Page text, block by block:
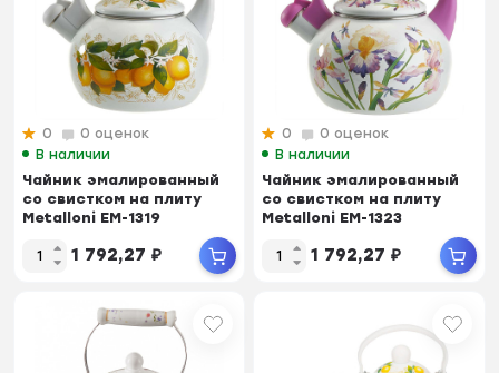
0
0 оценок
В наличии
Чайник эмалированный
со свистком на плиту
Metalloni EM-1319
1 792,27 ₽
0
0 оценок
В наличии
Чайник эмалированный
со свистком на плиту
Metalloni EM-1323
1 792,27 ₽